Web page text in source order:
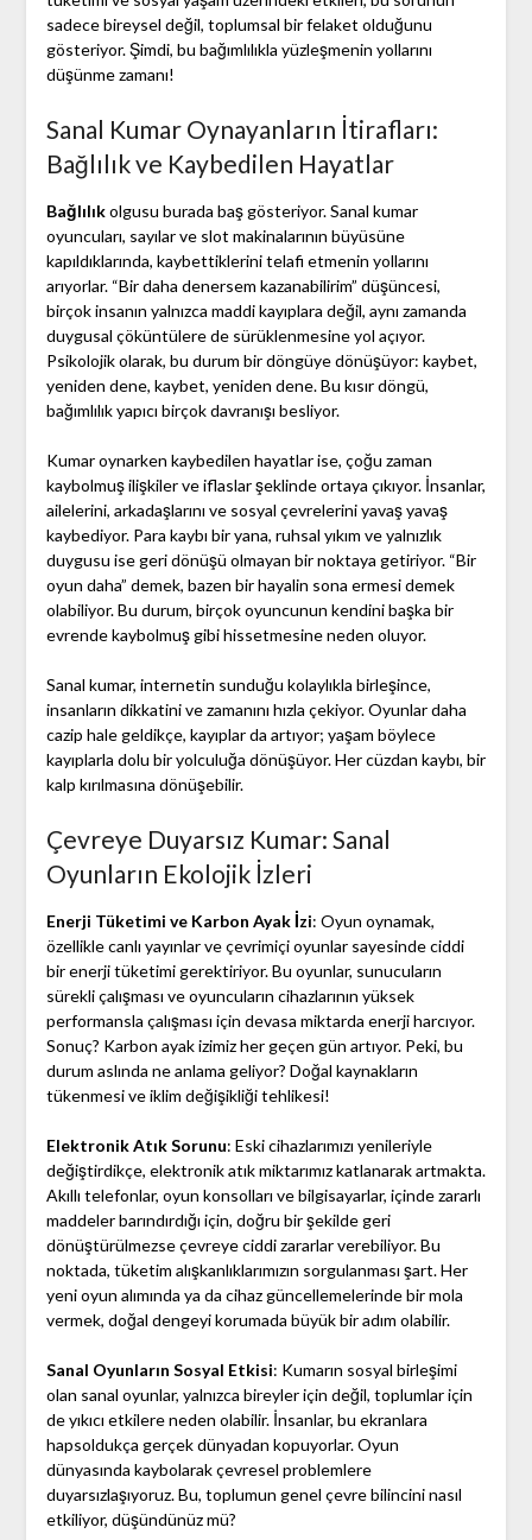
sadece bireysel değil, toplumsal bir felaket olduğunu
gösteriyor. Şimdi, bu bağımlılıkla yüzleşmenin yollarını
düşünme zamanı!
Sanal Kumar Oynayanların İtirafları:
Bağlılık ve Kaybedilen Hayatlar
Bağlılıkolgusu burada baş gösteriyor. Sanal kumar
oyuncuları, sayılar ve slot makinalarının büyüsüne
kapıldıklarında, kaybettiklerini telafi etmenin yollarını
arıyorlar. “Bir daha denersem kazanabilirim” düşüncesi,
birçok insanın yalnızca maddi kayıplara değil, aynı zamanda
duygusal çöküntülere de sürüklenmesine yol açıyor.
Psikolojik olarak, bu durum bir döngüye dönüşüyor: kaybet,
yeniden dene, kaybet, yeniden dene. Bu kısır döngü,
bağımlılık yapıcı birçok davranışı besliyor.
Kumar oynarken kaybedilen hayatlar ise, çoğu zaman
kaybolmuş ilişkiler ve iflaslar şeklinde ortaya çıkıyor. İnsanlar,
ailelerini, arkadaşlarını ve sosyal çevrelerini yavaş yavaş
kaybediyor. Para kaybı bir yana, ruhsal yıkım ve yalnızlık
duygusu ise geri dönüşü olmayan bir noktaya getiriyor. “Bir
oyun daha” demek, bazen bir hayalin sona ermesi demek
olabiliyor. Bu durum, birçok oyuncunun kendini başka bir
evrende kaybolmuş gibi hissetmesine neden oluyor.
Sanal kumar, internetin sunduğu kolaylıkla birleşince,
insanların dikkatini ve zamanını hızla çekiyor. Oyunlar daha
cazip hale geldikçe, kayıplar da artıyor; yaşam böylece
kayıplarla dolu bir yolculuğa dönüşüyor. Her cüzdan kaybı, bir
kalp kırılmasına dönüşebilir.
Çevreye Duyarsız Kumar: Sanal
Oyunların Ekolojik İzleri
Enerji Tüketimi ve Karbon Ayak İzi: Oyun oynamak,
özellikle canlı yayınlar ve çevrimiçi oyunlar sayesinde ciddi
bir enerji tüketimi gerektiriyor. Bu oyunlar, sunucuların
sürekli çalışması ve oyuncuların cihazlarının yüksek
performansla çalışması için devasa miktarda enerji harcıyor.
Sonuç? Karbon ayak izimiz her geçen gün artıyor. Peki, bu
durum aslında ne anlama geliyor? Doğal kaynakların
tükenmesi ve iklim değişikliği tehlikesi!
Elektronik Atık Sorunu: Eski cihazlarımızı yenileriyle
değiştirdikçe, elektronik atık miktarımız katlanarak artmakta.
Akıllı telefonlar, oyun konsolları ve bilgisayarlar, içinde zararlı
maddeler barındırdığı için, doğru bir şekilde geri
dönüştürülmezse çevreye ciddi zararlar verebiliyor. Bu
noktada, tüketim alışkanlıklarımızın sorgulanması şart. Her
yeni oyun alımında ya da cihaz güncellemelerinde bir mola
vermek, doğal dengeyi korumada büyük bir adım olabilir.
Sanal Oyunların Sosyal Etkisi: Kumarın sosyal birleşimi
olan sanal oyunlar, yalnızca bireyler için değil, toplumlar için
de yıkıcı etkilere neden olabilir. İnsanlar, bu ekranlara
hapsoldukça gerçek dünyadan kopuyorlar. Oyun
dünyasında kaybolarak çevresel problemlere
duyarsızlaşıyoruz. Bu, toplumun genel çevre bilincini nasıl
etkiliyor, düşündünüz mü?